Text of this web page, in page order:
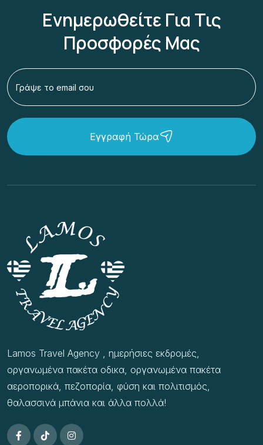
Ενημερωθείτε Για Τις
Προσφορές Μας
Εγγραφή Τώρα
Lamos Travel Agency , ημερήσιες εκδρομές,
οργανωμένα πακέτα οδικα, οργανωμένα πακέτα
αεροπορικά, πεζοπορία, φύση και πολιτισμός,
θαλασσινά μπάνια και άλλα πολλά!